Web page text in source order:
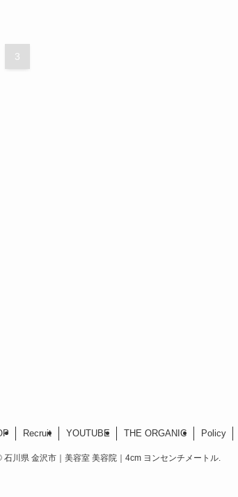
3
Recruit YOUTUBE THE ORGANIC Policy
石川県 金沢市｜美容室 美容院｜4cm ヨンセンチメートル.